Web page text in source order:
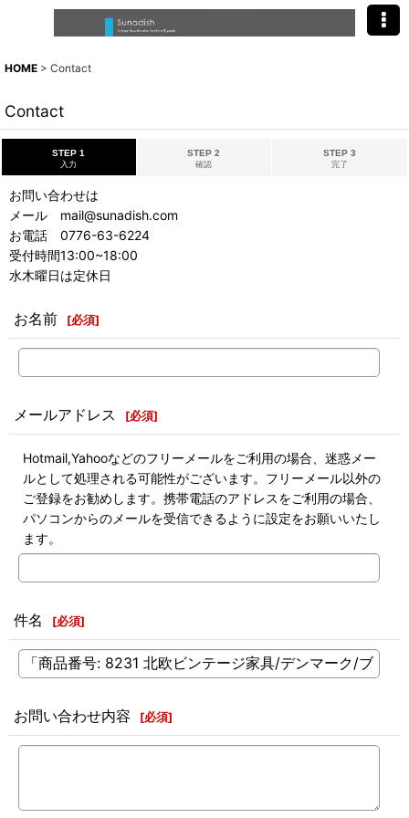
HOME > Contact
Contact
STEP 1
入力
STEP 2
確認
STEP 3
完了
お問い合わせは
メール mail@sunadish.com
お電話 0776-63-6224
受付時間13:00~18:00
水木曜日は定休日
お名前 [必須]
メールアドレス [必須]
Hotmail,Yahooなどのフリーメールをご利用の場合、迷惑メー
ルとして処理される可能性がございます。フリーメール以外の
ご登録をお勧めします。携帯電話のアドレスをご利用の場合、
パソコンからのメールを受信できるように設定をお願いいたし
ます。
件名 [必須]
お問い合わせ内容 [必須]